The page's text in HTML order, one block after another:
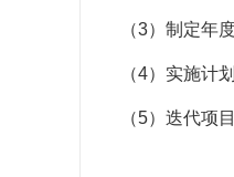
（3）制定年
（4）实施计划
（5）迭代项目